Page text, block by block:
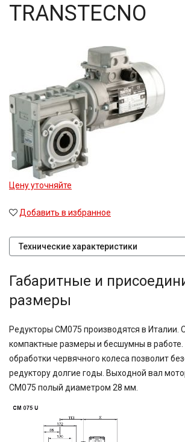
TRANSTECNO
Цену уточняйте
Добавить в избранное
Технические характеристики
Габаритные и
размеры
Редукторы CM075 производятся в Италии.
компактные размеры и бесшумны в работе.
обработки червячного колеса позволит
редуктору долгие годы. Выходной вал
CM075 полый диаметром 28 мм.